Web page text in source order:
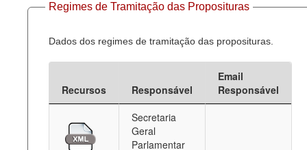
Regimes de Tramitação das Proposituras
Dados dos regimes de tramitação das proposituras.
Recursos Responsável
Email
Responsável
Secretaria
Geral
Parlamentar